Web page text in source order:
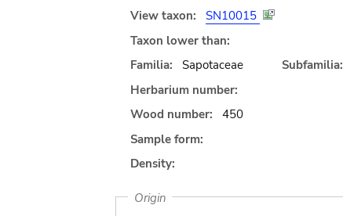
View taxon:
SN10015
Taxon lower than:
Familia:
Sapotaceae
Subfamilia:
Herbarium number:
Wood number:
450
Sample form:
Density:
Origin